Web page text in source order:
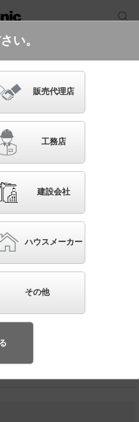
算
LE1
の商品を見る
ウンライト 浅型8H・
光タイプ 埋込穴
1灯器具相当
い。
販売代理店
工務店
建設会社
ハウスメーカー
その他